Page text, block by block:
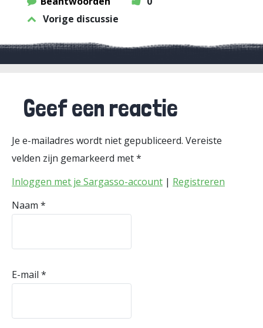
Vorige discussie
Geef een reactie
Je e-mailadres wordt niet gepubliceerd. Vereiste
velden zijn gemarkeerd met*
Inloggen met je Sargasso-account | Registreren
Naam *
E-mail *